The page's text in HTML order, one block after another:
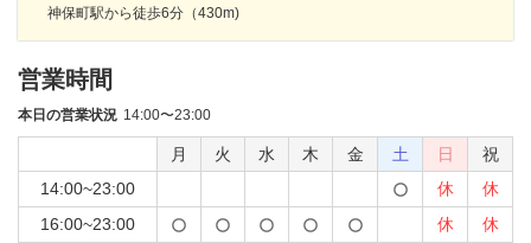
神保町駅から徒歩6分（430m)
営業時間
本日の営業状況 14:00〜23:00
月 火 水 木 金 土 日
祝
14:00~23:00
休
休
16:00~23:00
休 休